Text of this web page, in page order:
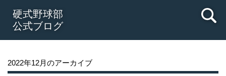
硬式野球部
公式ブログ
2022年12月のアーカイブ